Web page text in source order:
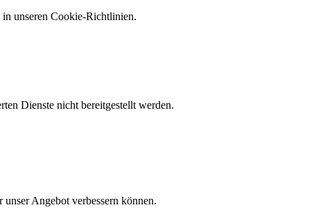
unseren Cookie-Richtlinien.
Dienste nicht bereitgestellt werden.
Angebot verbessern können.